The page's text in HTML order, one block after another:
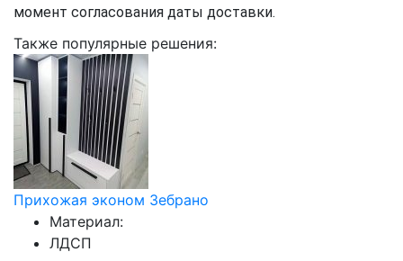
момент согласования даты доставки.
Также популярные решения:
Прихожая эконом Зебрано
Материал:
ЛДСП